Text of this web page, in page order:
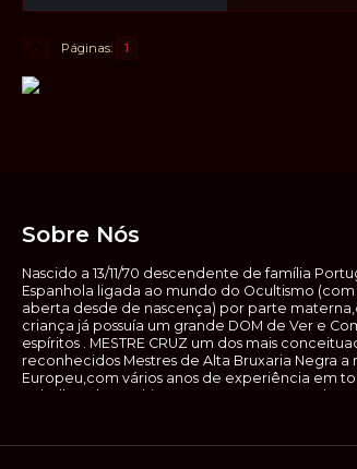
Páginas 1
Sobre Nós
Nascido a 13/11/70 descendente de família
Espanhola ligada ao mundo do Ocultismo
aberta desde de nascença) por parte
criança já possuía um grande DOM de Ver e
espíritos . MESTRE CRUZ um dos mais
reconhecidos Mestres de Alta Bruxaria Negra a
Europeu,com vários anos de experiência em
trabalhos de Ocultismo. Escreveu os seus
desconhece, com prejuízo para ele mesmo e